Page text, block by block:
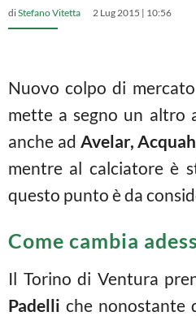
diStefano Vitetta 2 Lug 2015 | 10:56
Nuovo colpo di
mette a segno un altro
anche ad Avelar, Acquah
mentre al calciatore è
questo punto è da
Come cambia
Il Torino di Ventura
Padelli che nonostante